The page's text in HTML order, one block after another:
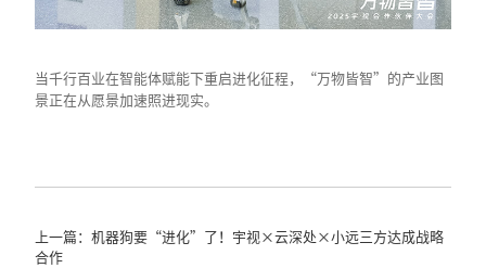
当千行百业在智能体赋能下重启进化征程，“万物皆智”的产业图
景正在从愿景加速照进现实。
上一篇：机器狗要“进化”了！宇视×云深处×小远三方达成战略
合作